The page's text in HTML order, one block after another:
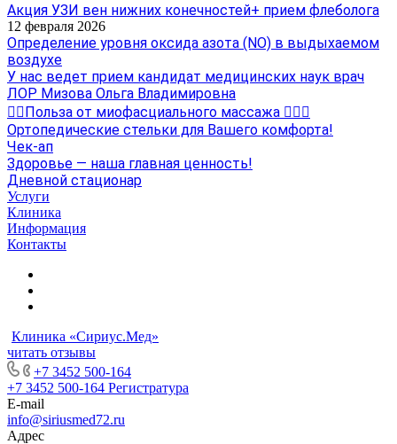
Акция УЗИ вен нижних конечностей+ прием флеболога
12 февраля 2026
Определение уровня оксида азота (NO) в выдыхаемом
воздухе
У нас ведет прием кандидат медицинских наук врач
ЛОР Мизова Ольга Владимировна
💆‍♂️Польза от миофасциального массажа 💆‍♀️✨
Ортопедические стельки для Вашего комфорта!
Чек-ап
Здоровье — наша главная ценность!
Дневной стационар
Услуги
Клиника
Информация
Контакты
Клиника «Сириус.Мед»
читать отзывы
+7 3452 500-164
+7 3452 500-164 Регистратура
E-mail
info@siriusmed72.ru
Адрес